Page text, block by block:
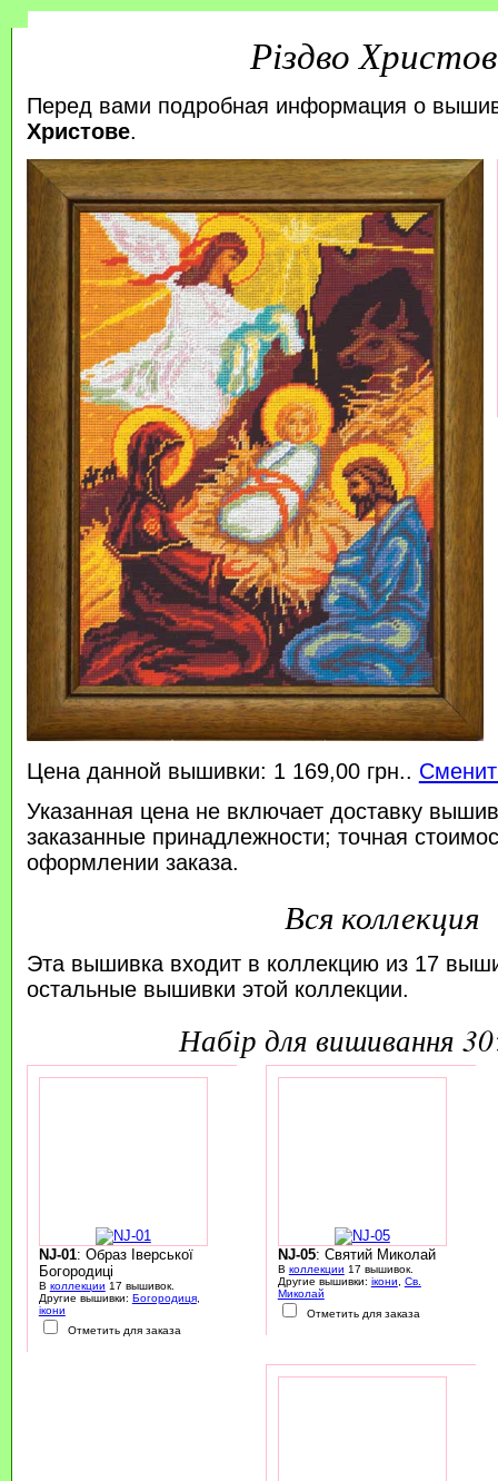
Різдво
Перед вами подробная информация о
Христове.
Цена данной вышивки: 1 169,00 грн..
Указанная цена не включает доставку
заказанные принадлежности; точная
оформлении заказа.
Вся коллекция
Эта вышивка входит в коллекцию из 17
остальные вышивки этой коллекции.
набір для вишивання
NJ-01: Образ Іверської
Богородиці
В коллекции 17 вышивок.
Другие вышивки: Богородиця,
ікони
Отметить для заказа
NJ-05: Святий Миколай
В коллекции 17 вышивок.
Другие вышивки: ікони
Св.
Миколай
Отметить для заказа